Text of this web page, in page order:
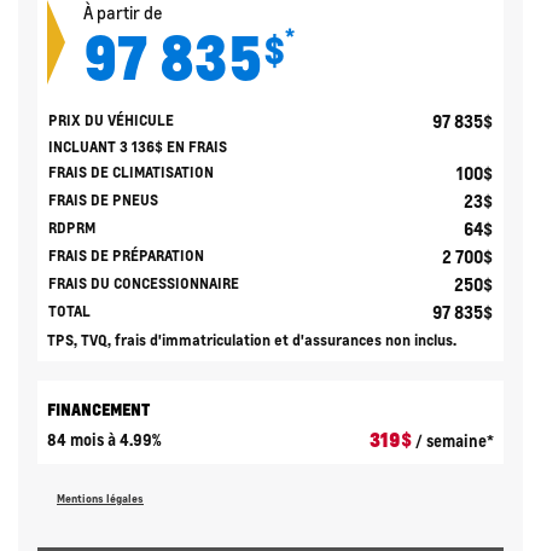
À partir de
97 835$*
PRIX DU VÉHICULE 97 835$
INCLUANT 3 136$ EN FRAIS
FRAIS DE CLIMATISATION
100$
FRAIS DE PNEUS 23$
RDPRM 64$
FRAIS DE PRÉPARATION 2 700$
FRAIS DU CONCESSIONNAIRE 250$
TOTAL 97 835$
TPS, TVQ, frais d'immatriculation et d'assurances non inclus.
FINANCEMENT
84 mois à 4.99%
319$/ semaine*
Mentions légales